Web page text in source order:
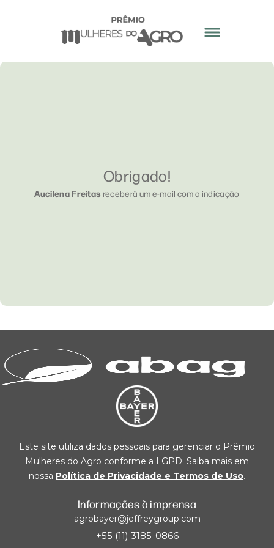
Obrigado!
Aucilena Freitas receberá um e-mail com a indicação
Este site utiliza dados pessoais para gerenciar o Prêmio
Mulheres do Agro conforme a LGPD. Saiba mais em
nossa Política de Privacidade e Termos de Uso.
Informações à imprensa
agrobayer@jeffreygroup.com
+55 (11) 3185-0866